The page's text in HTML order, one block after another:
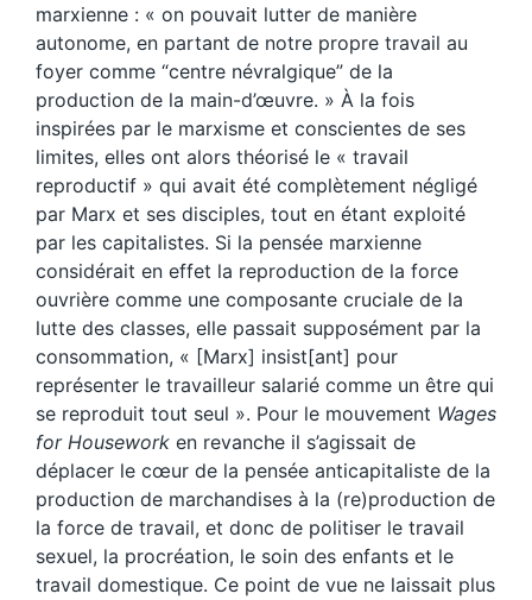
marxienne : « on pouvait lutter de manière
autonome, en partant de notre propre travail au
foyer comme “centre névralgique” de la
production de la main-d’œuvre. » À la fois
inspirées par le marxisme et conscientes de ses
limites, elles ont alors théorisé le « travail
reproductif » qui avait été complètement négligé
par Marx et ses disciples, tout en étant exploité
par les capitalistes. Si la pensée marxienne
considérait en effet la reproduction de la force
ouvrière comme une composante cruciale de la
lutte des classes, elle passait supposément par la
consommation, « [Marx] insist[ant] pour
représenter le travailleur salarié comme un être qui
se reproduit tout seul ». Pour le mouvement Wages
for Housework en revanche il s’agissait de
déplacer le cœur de la pensée anticapitaliste de la
production de marchandises à la (re)production de
la force de travail, et donc de politiser le travail
sexuel, la procréation, le soin des enfants et le
travail domestique. Ce point de vue ne laissait plus